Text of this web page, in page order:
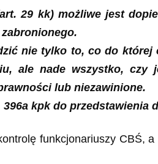
29 kk) możliwe jest
nie tylko to, co do której
ale nade wszystko, czy
lub niezawinione.
kpk do przedstawienia
funkcjonariuszy CBŚ,